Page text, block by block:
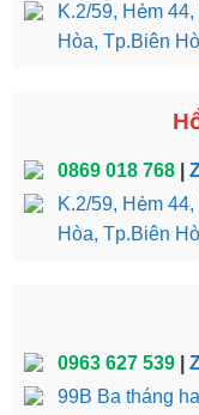
K.2/59, Hẻm
Hòa, Tp.Biên
0869 018 768|
K.2/59, Hẻm
Hòa, Tp.Biên
0963 627 539|
99B Ba tháng